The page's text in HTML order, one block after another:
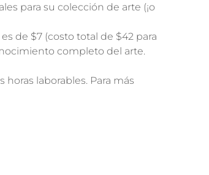
para su colección de arte (¡o
de $7 (costo total de $42 para
completo del arte.
laborables. Para más